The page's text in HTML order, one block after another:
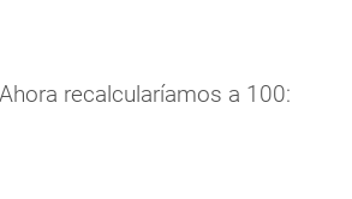
recalcularíamos a 100: